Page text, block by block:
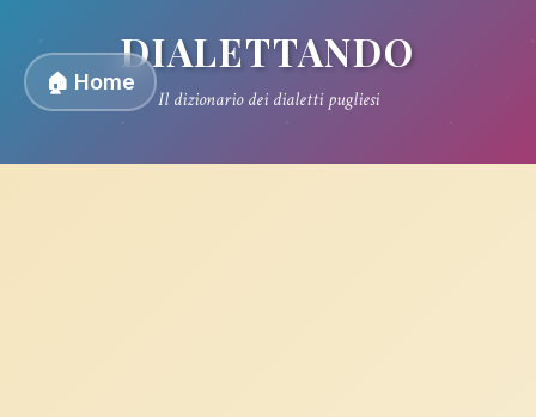
🏠 Home
DIALETTANDO
Il dizionario dei dialetti pugliesi